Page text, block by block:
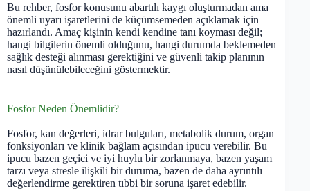
Bu rehber, fosfor konusunu abartılı kaygı oluşturmadan ama
önemli uyarı işaretlerini de küçümsemeden açıklamak için
hazırlandı. Amaç kişinin kendi kendine tanı koyması değil;
hangi bilgilerin önemli olduğunu, hangi durumda beklemeden
sağlık desteği alınması gerektiğini ve güvenli takip planının
nasıl düşünülebileceğini göstermektir.
Fosfor Neden Önemlidir?
Fosfor, kan değerleri, idrar bulguları, metabolik durum, organ
fonksiyonları ve klinik bağlam açısından ipucu verebilir. Bu
ipucu bazen geçici ve iyi huylu bir zorlanmaya, bazen yaşam
tarzı veya stresle ilişkili bir duruma, bazen de daha ayrıntılı
değerlendirme gerektiren tıbbi bir soruna işaret edebilir.